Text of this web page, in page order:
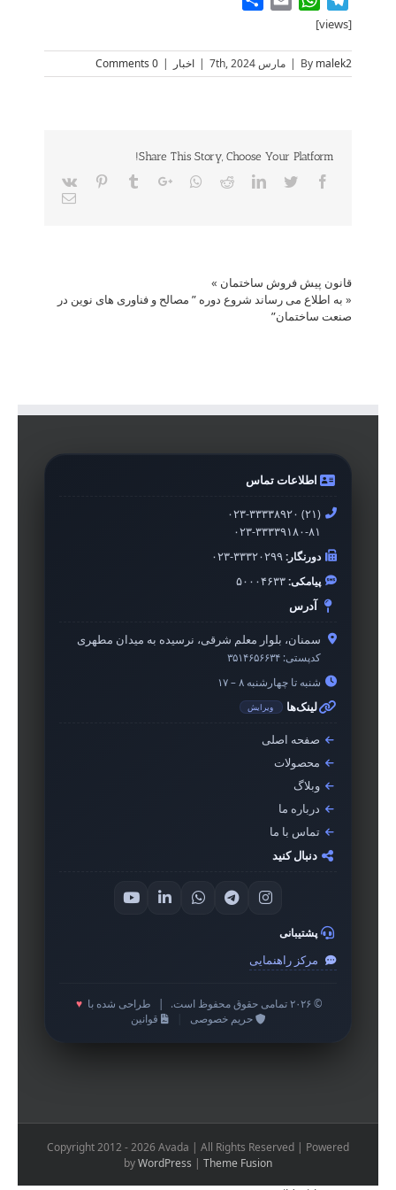
[views]
By malek2
| مارس 7th, 2024 | اخبار |
0 Comments
Share This Story, Choose Your Platform!
Facebook
Twitter
LinkedIn
Reddit
Whatsapp
Google+
Tumblr
Pinterest
Vk
Email
قانون پیش فروش ساختمان »
« به اطلاع می­ رساند شروع دوره ” مصالح و فناوری های نوین در
صنعت ساختمان”
اطلاعات تماس
۰۲۳-۳۳۳۳۸۹۲۰ (۲۱)
۰۲۳-۳۳۳۳۹۱۸۰-۸۱
دورنگار:۰۲۳-۳۳۳۲۰۲۹۹
پیامکی:۵۰۰۰۴۶۳۳
آدرس
سمنان، بلوار معلم شرقی، نرسیده به میدان مطهری
کدپستی: ۳۵۱۴۶۵۶۶۳۴
شنبه تا چهارشنبه ۸ – ۱۷
لینک‌ها ویرایش
صفحه اصلی
محصولات
وبلاگ
درباره ما
تماس با ما
دنبال کنید
پشتیبانی
مرکز راهنمایی
© ۲۰۲۶ تمامی حقوق محفوظ است. طراحی شده با ♥
حریم خصوصی
قوانین
Copyright 2012 - 2026 Avada | All Rights Reserved | Powered
byWordPress | Theme Fusion